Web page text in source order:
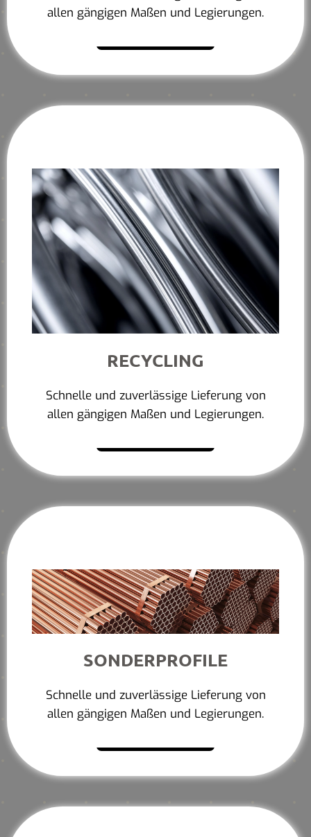
allen gängigen Maßen und Legierungen.
RECYCLING
Schnelle und zuverlässige Lieferung von
allen gängigen Maßen und Legierungen.
SONDERPROFILE
Schnelle und zuverlässige Lieferung von
allen gängigen Maßen und Legierungen.